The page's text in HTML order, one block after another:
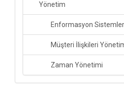
Yönetim
Enformasyon
Müşteri İlişkileri
Zaman Yönetimi